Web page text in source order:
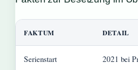
FAKTUM DETAIL
Serienstart 2021 bei